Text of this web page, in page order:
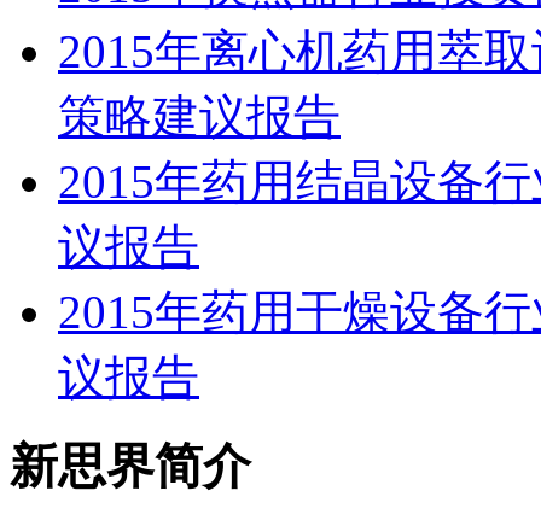
2015年离心机药用萃
策略建议报告
2015年药用结晶设备
议报告
2015年药用干燥设备
议报告
新思界简介